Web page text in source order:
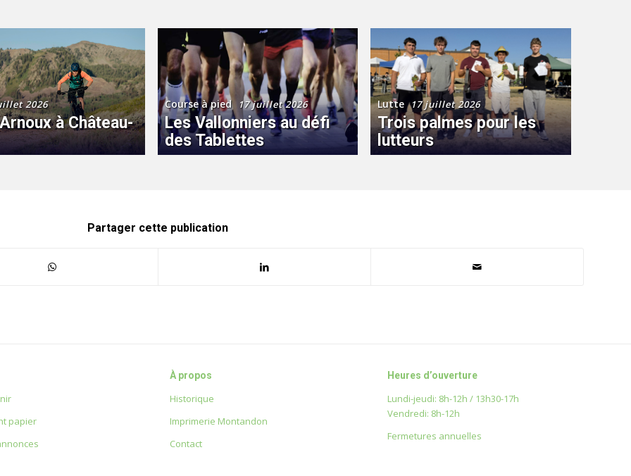
2026
à Château-
Course à pied 17 juillet 2026
Les Vallonniers au défi
des Tablettes
Lutte 17 juillet 2026
Trois palmes pour les
lutteurs
Partager cette publication
papier
À propos
Historique
Imprimerie Montandon
Contact
Heures d’ouverture
Lundi-jeudi: 8h-12h / 13h30-17h
Vendredi: 8h-12h
Fermetures annuelles